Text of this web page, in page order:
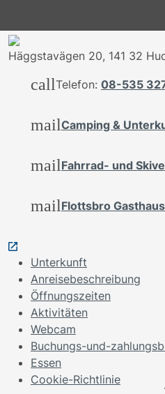
Häggstavägen 20, 141 32
callTelefon: 08-535
mailCamping &
mailFahrrad- und
mailFlottsbro Gasthaus
Unterkunft
Anreisebeschreibung
Öffnungszeiten
Aktivitäten
Webcam
Buchungs-und-
Essen
Cookie-Richtlinie